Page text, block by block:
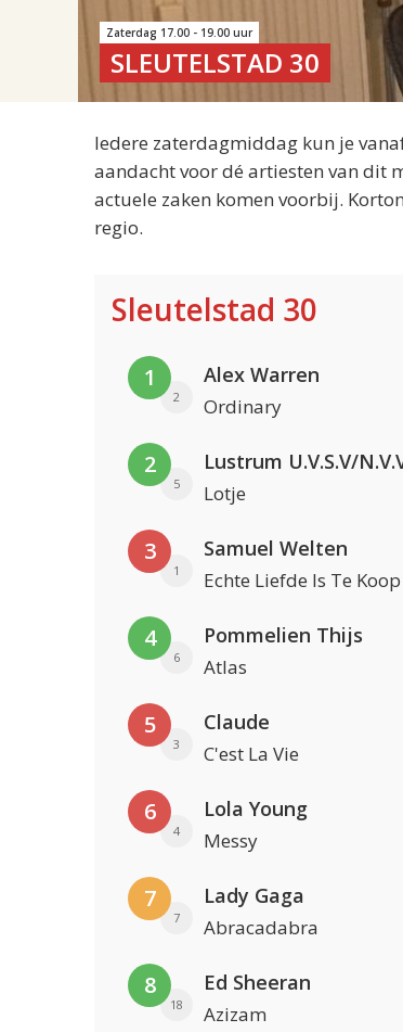
Zaterdag 17.00 - 19.00 uur
SLEUTELSTAD 30
Iedere zaterdagmiddag kun je
aandacht voor dé artiesten van dit
actuele zaken komen voorbij.
regio.
Sleutelstad 30
1
2
Alex Warren
Ordinary
2
5 Lotje
3
1
Samuel Welten
Echte Liefde Is Te Koop
4
6
Pommelien Thijs
Atlas
5
3
Claude
C'est La Vie
6
4
Lola Young
Messy
7
7
Lady Gaga
Abracadabra
8
18
Ed Sheeran
Azizam